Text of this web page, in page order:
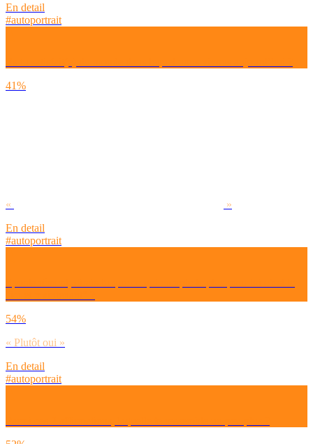
En detail
#autoportrait
41%
«
»
En detail
#autoportrait
54%
« Plutôt oui »
En detail
#autoportrait